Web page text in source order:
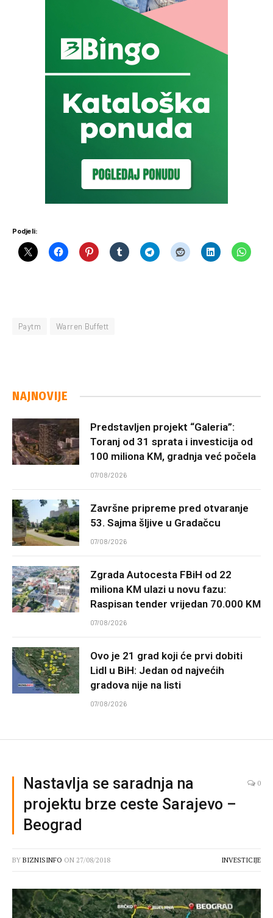
Podjeli:
Paytm Warren Buffett
NAJNOVIJE
Predstavljen projekt “Galeria”:
Toranj od 31 sprata i investicija od
100 miliona KM, gradnja već počela
07/08/2026
Završne pripreme pred otvaranje
53. Sajma šljive u Gradačcu
07/08/2026
Zgrada Autocesta FBiH od 22
miliona KM ulazi u novu fazu:
Raspisan tender vrijedan 70.000 KM
07/08/2026
Ovo je 21 grad koji će prvi dobiti
Lidl u BiH: Jedan od najvećih
gradova nije na listi
07/08/2026
Nastavlja se saradnja na
projektu brze ceste Sarajevo –
Beograd
0
BY BIZNISINFO ON 27/08/2018 INVESTICIJE